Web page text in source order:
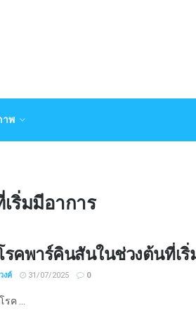
พ
ริ่มมีอาการ
รคพาร์คินสันในช่วงต้นที่เ
งค์ 31/07/2025 0
ค ...